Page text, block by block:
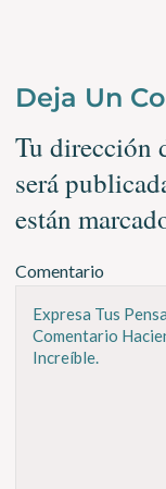
Deja Un
Tu dirección
será
están
Comentario